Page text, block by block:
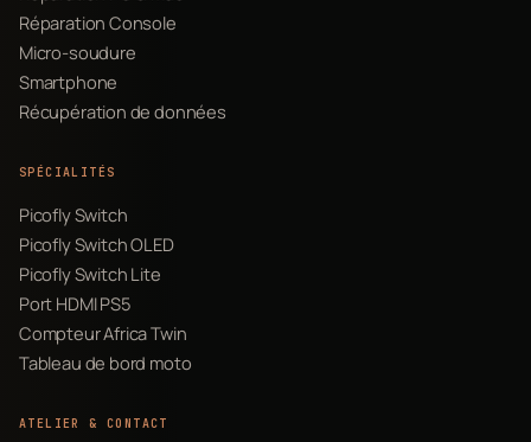
Réparation Console
Micro-soudure
Smartphone
Récupération de données
SPÉCIALITÉS
Picofly Switch
Picofly Switch OLED
Picofly Switch Lite
Port HDMI PS5
Compteur Africa Twin
Tableau de bord moto
ATELIER & CONTACT